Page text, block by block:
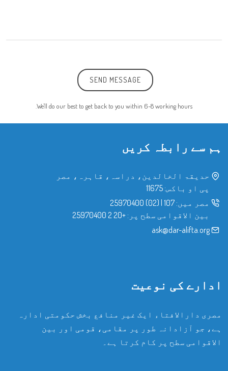
SEND MESSAGE
We'll do our best to get back to you within 6-8 working hours.
ہم سے رابطہ کریں
حدیقۃ الخالدین، دراسہ، قاہرہ، مصر
پی او باکس: 11675
مصر میں: 107
(02) 25970400
بین الاقوامی سطح پر: +20 2 25970400
ask@dar-alifta.org
ادارے کی نوعیت
مصری دارالافتاء ایک غیر منافع بخش حکومتی ادارہ
ہے، جو آزادانہ طور پر مقامی، قومی اور بین
الاقوامی سطح پر کام کرتا ہے۔